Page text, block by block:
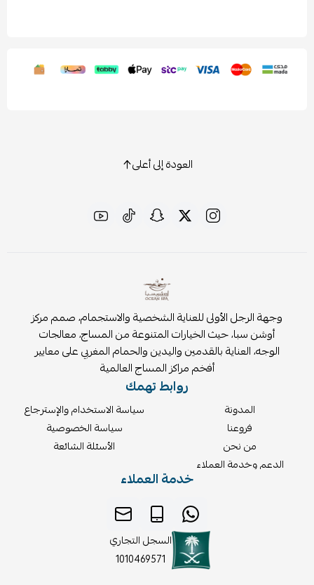
العودة إلى أعلى
وجهة الرجل الأولى للعناية الشخصية والاستجمام، صمم مركز
أوشن سبا، حيث الخيارات المتنوعة من المساج، معالجات
الوجه، العناية بالقدمين واليدين والحمام المغربي على معايير
أفخم مراكز المساج العالمية
روابط تهمك
المدونة
فروعنا
من نحن
الدعم وخدمة العملاء
سياسة الاستخدام والإسترجاع
سياسة الخصوصية
الأسئلة الشائعة
خدمة العملاء
السجل التجاري
1010469571